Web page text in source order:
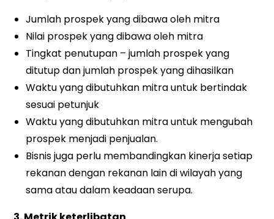
Jumlah prospek yang dibawa oleh mitra
Nilai prospek yang dibawa oleh mitra
Tingkat penutupan – jumlah prospek yang
ditutup dan jumlah prospek yang dihasilkan
Waktu yang dibutuhkan mitra untuk bertindak
sesuai petunjuk
Waktu yang dibutuhkan mitra untuk mengubah
prospek menjadi penjualan.
Bisnis juga perlu membandingkan kinerja setiap
rekanan dengan rekanan lain di wilayah yang
sama atau dalam keadaan serupa.